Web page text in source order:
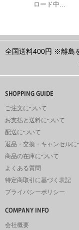
ロード中...
全国送料400円 ※離島
ご注文について
お支払と送料について
配送について
返品・交換・キャンセルに
商品の在庫について
よくある質問
特定商取引に基づく表記
プライバシーポリシー
会社概要